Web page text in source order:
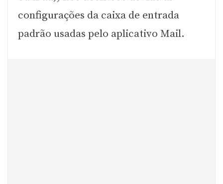
configurações da caixa de entrada
padrão usadas pelo aplicativo Mail.